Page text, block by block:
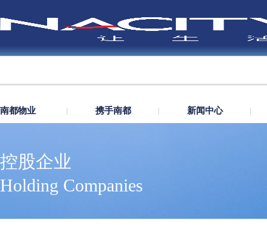
南都物业 携手南都 新闻中心
控股企业
Holding Companies